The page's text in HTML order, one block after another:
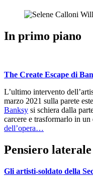
In primo piano
The Create Escape di
L’ultimo intervento
marzo 2021 sulla parete
Banksy si schiera dalla
carcere e trasformarlo in
dell’opera…
Pensiero laterale
Gli artisti-soldato della